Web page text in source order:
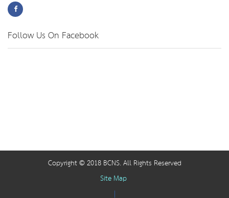
Follow Us On Facebook
Copyright © 2018 BCNS. All Rights Reserved
Site Map
|